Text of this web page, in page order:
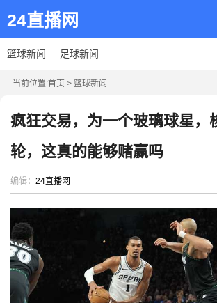
24直播网
篮球新闻 足球新闻
当前位置:首页 > 篮球新闻
疯狂交易，为一个玻璃球星，
轮，这真的能够赌赢吗
编辑： 24直播网